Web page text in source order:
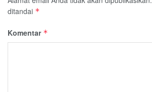
ditandai *
Komentar *